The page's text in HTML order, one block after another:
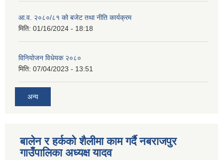
आ.व. २०८०/८१ को बजेट तथा नीति कार्यक्रम
मिति: 01/16/2024 - 18:18
विनियोजन विधेयक २०८०
मिति: 07/04/2023 - 13:51
अन्य
बालेन र हर्कको शैलीमा काम गर्दै नबराजपुर
गाउँपालिका अध्यक्ष यादव